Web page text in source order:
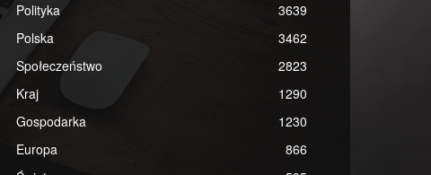
Polityka
3639
Polska
3462
Społeczeństwo
2823
Kraj
1290
Gospodarka
1230
Europa
866